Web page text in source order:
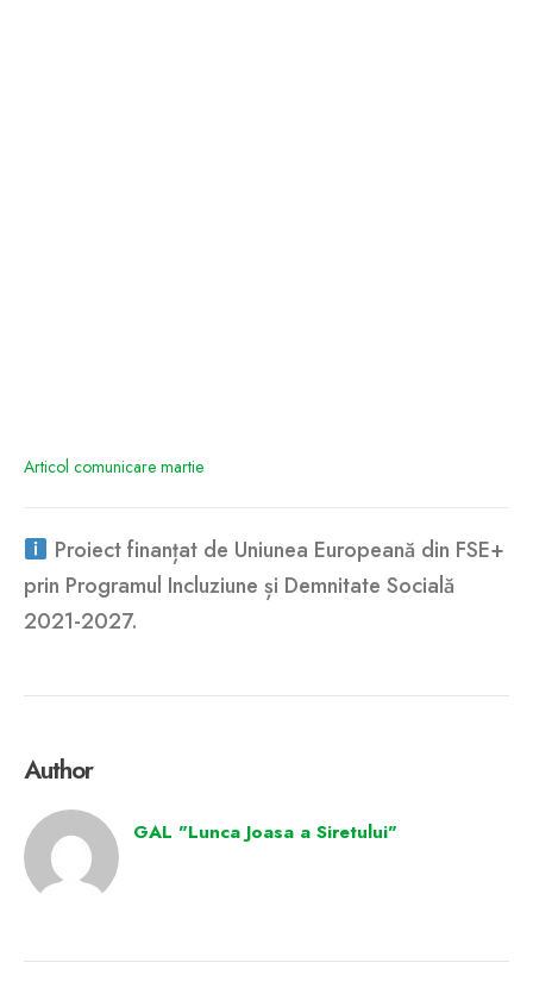
Articol comunicare martie
Proiect finanțat de Uniunea Europeană din FSE+
prin Programul Incluziune și Demnitate Socială
2021-2027.
Author
GAL "Lunca Joasa a Siretului"